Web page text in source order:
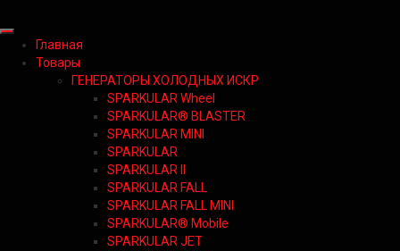
Главная
Товары
ГЕНЕРАТОРЫ ХОЛОДНЫХ ИСКР
SPARKULAR Wheel
SPARKULAR® BLASTER
SPARKULAR MINI
SPARKULAR
SPARKULAR II
SPARKULAR FALL
SPARKULAR FALL MINI
SPARKULAR® Mobile
SPARKULAR JET